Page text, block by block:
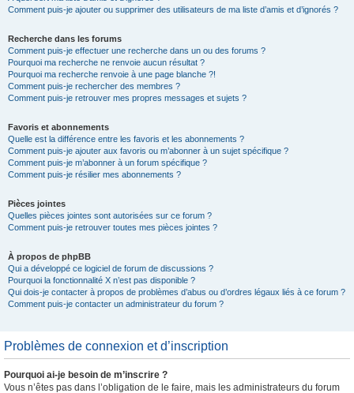
Comment puis-je ajouter ou supprimer des utilisateurs de ma liste d’amis et d’ignorés ?
Recherche dans les forums
Comment puis-je effectuer une recherche dans un ou des forums ?
Pourquoi ma recherche ne renvoie aucun résultat ?
Pourquoi ma recherche renvoie à une page blanche ?!
Comment puis-je rechercher des membres ?
Comment puis-je retrouver mes propres messages et sujets ?
Favoris et abonnements
Quelle est la différence entre les favoris et les abonnements ?
Comment puis-je ajouter aux favoris ou m’abonner à un sujet spécifique ?
Comment puis-je m’abonner à un forum spécifique ?
Comment puis-je résilier mes abonnements ?
Pièces jointes
Quelles pièces jointes sont autorisées sur ce forum ?
Comment puis-je retrouver toutes mes pièces jointes ?
À propos de phpBB
Qui a développé ce logiciel de forum de discussions ?
Pourquoi la fonctionnalité X n’est pas disponible ?
Qui dois-je contacter à propos de problèmes d’abus ou d’ordres légaux liés à ce forum ?
Comment puis-je contacter un administrateur du forum ?
Problèmes de connexion et d’inscription
Pourquoi ai-je besoin de m’inscrire ?
Vous n’êtes pas dans l’obligation de le faire, mais les administrateurs du forum